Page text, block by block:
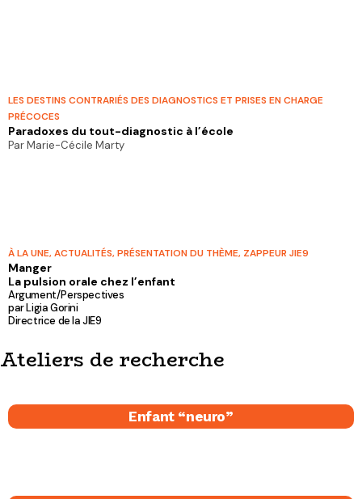
LES DESTINS CONTRARIÉS DES DIAGNOSTICS ET PRISES EN CHARGE
PRÉCOCES
Paradoxes du tout-diagnostic à l’école
Par Marie-Cécile Marty
À LA UNE,ACTUALITÉS,PRÉSENTATION DU THÈME, ZAPPEUR JIE9
Manger
La pulsion orale chez l’enfant
Argument/Perspectives
par Ligia Gorini
Directrice de la JIE9
Ateliers de recherche
Enfant “neuro”